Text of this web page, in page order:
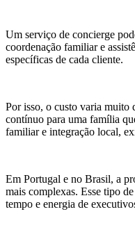
Um serviço de concierge
coordenação familiar e
específicas de cada cliente.
Por isso, o custo varia muito
contínuo para uma família
familiar e integração local,
Em Portugal e no Brasil, a
mais complexas. Esse tipo
tempo e energia de